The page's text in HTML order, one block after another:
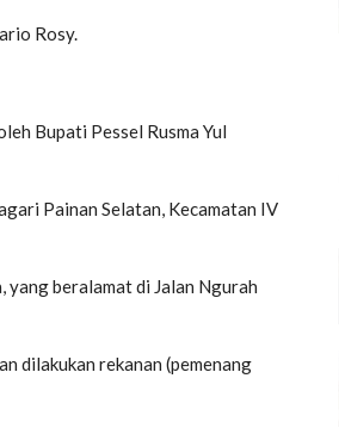
Rosy.
Bupati Pessel Rusma Yul
Painan Selatan, Kecamatan IV
beralamat di Jalan Ngurah
dilakukan rekanan (pemenang